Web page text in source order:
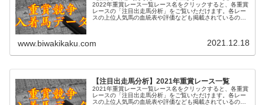
2022年重賞レース一覧レース名をクリックすると、各重賞
レースの「注目出走馬分析」をご覧いただけます。各レー
スの上位人気馬の血統表や評価なども掲載されているの
www.biwakikaku.com 2021.12.18
【注目出走馬分析】2021年重賞レース一覧
2021年重賞レース一覧レース名をクリックすると、各重賞
レースの「注目出走馬分析」をご覧いただけます。各レー
スの上位人気馬の血統表や評価なども掲載されているの